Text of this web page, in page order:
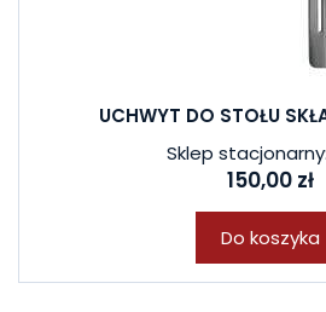
UCHWYT DO STOŁU
Sklep
150,00 zł
Do koszyka